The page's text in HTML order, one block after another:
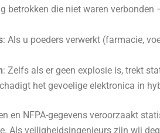
betrokken die niet waren
: Als u poeders verwerkt (farmacie,
: Zelfs als er geen explosie is, trekt
het gevoelige elektronica in
en NFPA-gegevens veroorzaakt
Als veiligheidsingenieurs zijn wij